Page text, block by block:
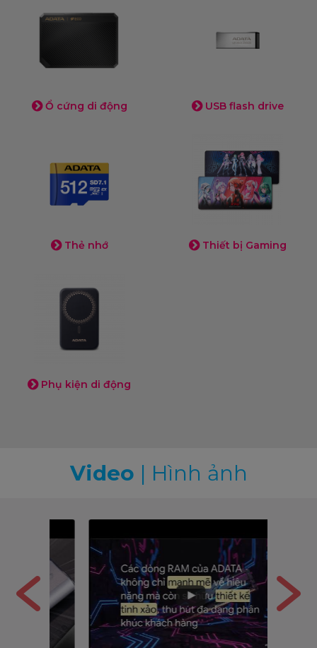
Ổ cứng di động USB flash drive
Thẻ nhớ Thiết bị Gaming
Phụ kiện di động
Video | Hình ảnh